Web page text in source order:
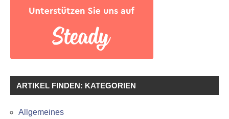
ARTIKEL FINDEN: KATEGORIEN
Allgemeines